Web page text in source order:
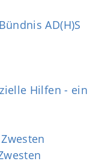
AD(H)S
Hilfen - ein